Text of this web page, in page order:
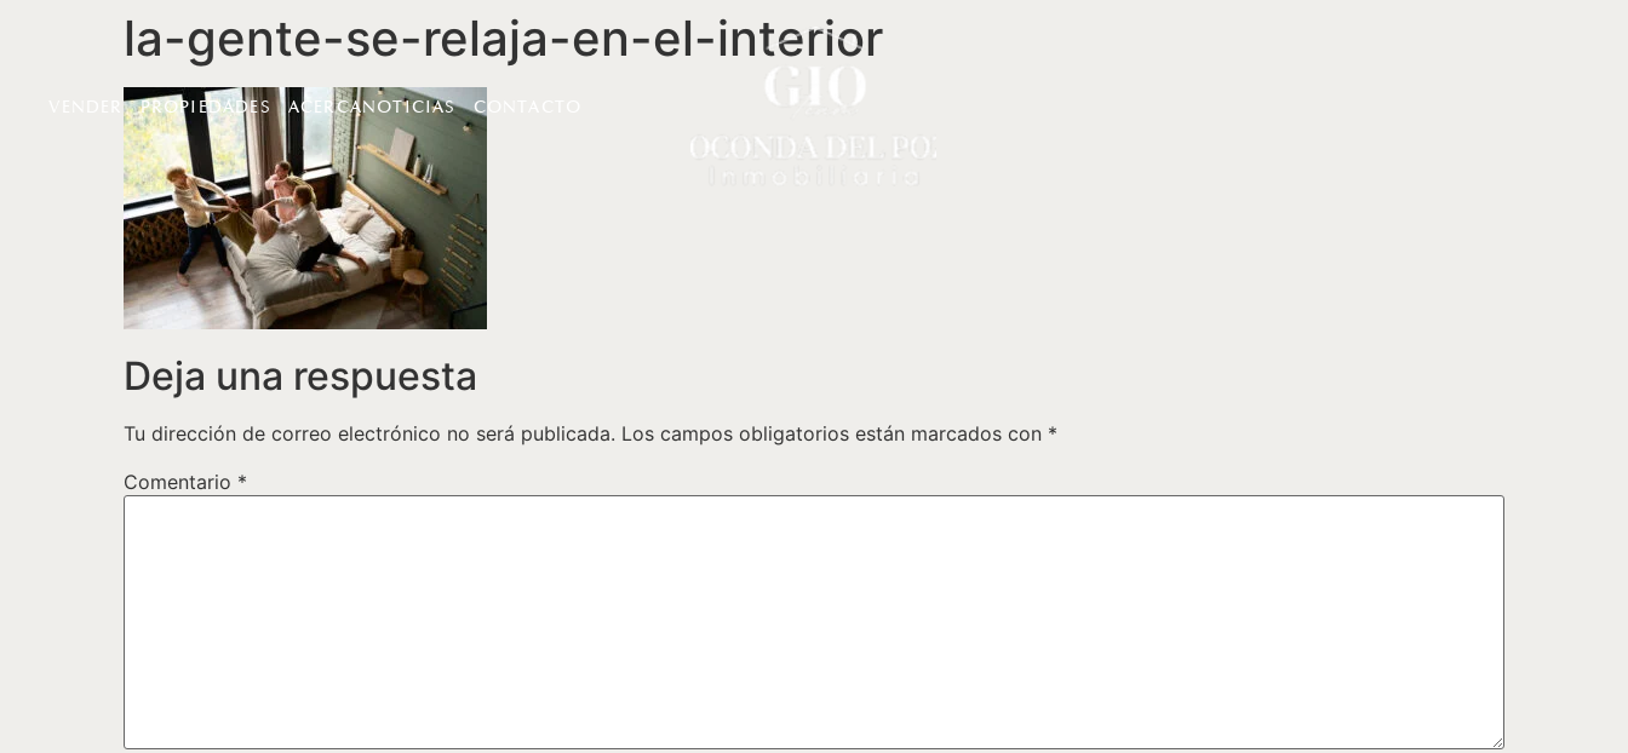
PROPIEDADES ACERCANOTICIAS CONTACTO
la-gente-se-relaja-en-el-interior
Deja una respuesta
Tu dirección de correo electrónico no será publicada. Los campos obligatorios están marcados con *
Comentario *